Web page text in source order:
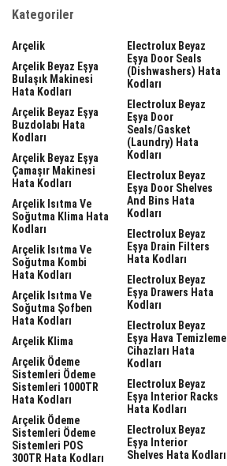
Kategoriler
Arçelik
Arçelik Beyaz Eşya
Bulaşık Makinesi
Hata Kodları
Arçelik Beyaz Eşya
Buzdolabı Hata
Kodları
Arçelik Beyaz Eşya
Çamaşır Makinesi
Hata Kodları
Arçelik Isıtma Ve
Soğutma Klima Hata
Kodları
Arçelik Isıtma Ve
Soğutma Kombi
Hata Kodları
Arçelik Isıtma Ve
Soğutma Şofben
Hata Kodları
Arçelik Klima
Arçelik Ödeme
Sistemleri Ödeme
Sistemleri 1000TR
Hata Kodları
Arçelik Ödeme
Sistemleri Ödeme
Sistemleri POS
300TR Hata Kodları
Electrolux Beyaz
Eşya Door Seals
(dishwashers) Hata
Kodları
Electrolux Beyaz
Eşya Door
Seals/gasket
(laundry) Hata
Kodları
Electrolux Beyaz
Eşya Door Shelves
And Bins Hata
Kodları
Electrolux Beyaz
Eşya Drain Filters
Hata Kodları
Electrolux Beyaz
Eşya Drawers Hata
Kodları
Electrolux Beyaz
Eşya Hava Temizleme
Cihazları Hata
Kodları
Electrolux Beyaz
Eşya Interior Racks
Hata Kodları
Electrolux Beyaz
Eşya Interior
Shelves Hata Kodları